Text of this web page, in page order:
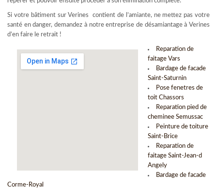
Si votre bâtiment sur Verines contient de l’amiante, ne mettez pas votre
santé en danger, demandez à notre entreprise de désamiantage à Verines
d’en faire le retrait !
Reparation de
faitage Vars
Bardage de facade
Saint-Saturnin
Pose fenetres de
toit Chassors
Reparation pied de
cheminee Semussac
Peinture de toiture
Saint-Brice
Reparation de
faitage Saint-Jean-d
Angely
Bardage de facade
Corme-Royal